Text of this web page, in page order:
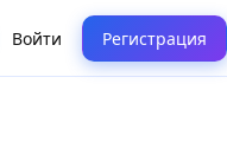
Войти Регистрация